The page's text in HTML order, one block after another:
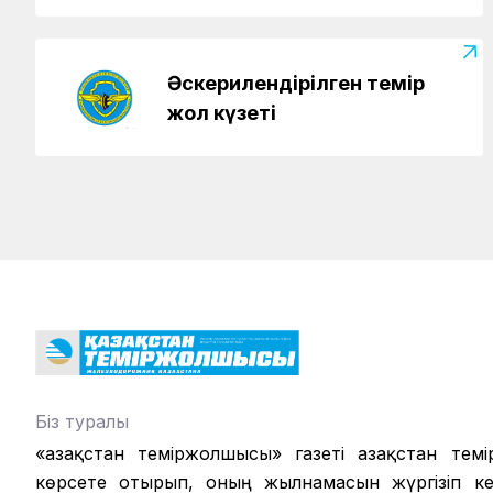
Әскерилендірілген темір
жол күзеті
Біз туралы
«Қазақстан теміржолшысы» газеті Қазақстан
көрсете отырып, оның жылнамасын жүргізіп